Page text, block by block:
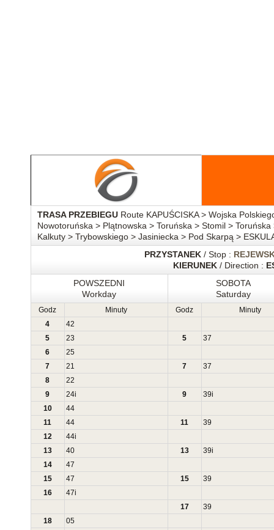
TRASA PRZEBIEGURoute KAPUŚCISKA > Wojska
Nowotoruńska > Plątnowska > Toruńska > Stomil >
Kalkuty > Trybowskiego > Jasiniecka > Pod Skarpą >
PRZYSTANEK / Stop :
KIERUNEK/ Direction :
POWSZEDNI
Workday
SOBOTA
Saturday
Godz Minuty Godz
Minuty
4
42
5
23 5
37
6
25
7
21 7
37
8
22
9
24i 9 39i
10
44
11
44 11
39
12
44i
13
40 13 39i
14
47
15
47 15
39
16
47i
17
39
18
05